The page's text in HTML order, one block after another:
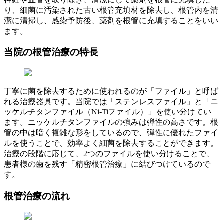
り、細菌に汚染された古い根管充填材を除去し、根管内を清
潔に清掃し、感染予防後、薬剤を根管に充填することをいい
ます。
当院の根管治療の特長
丁寧に菌を除去するために使われるのが「ファイル」と呼ば
れる治療器具です。当院では「ステンレスファイル」と「ニ
ッケルチタンファイル（Ni-Tiファイル）」を使い分けてい
ます。ニッケルチタンファイルの強みは弾性の高さです。根
管の中は暗く複雑な形をしているので、弾性に優れたファイ
ルを使うことで、効率よく細菌を除去することができます。
治療の段階に応じて、2つのファイルを使い分けることで、
患者様の歯を残す「精密根管治療」に結びつけているので
す。
根管治療の流れ